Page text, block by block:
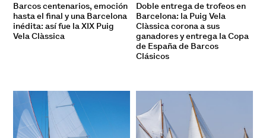
Barcos centenarios, emoción
hasta el final y una Barcelona
inédita: así fue la XIX Puig
Vela Clàssica
Doble entrega de trofeos en
Barcelona: la Puig Vela
Clàssica corona a sus
ganadores y entrega la Copa
de España de Barcos
Clásicos